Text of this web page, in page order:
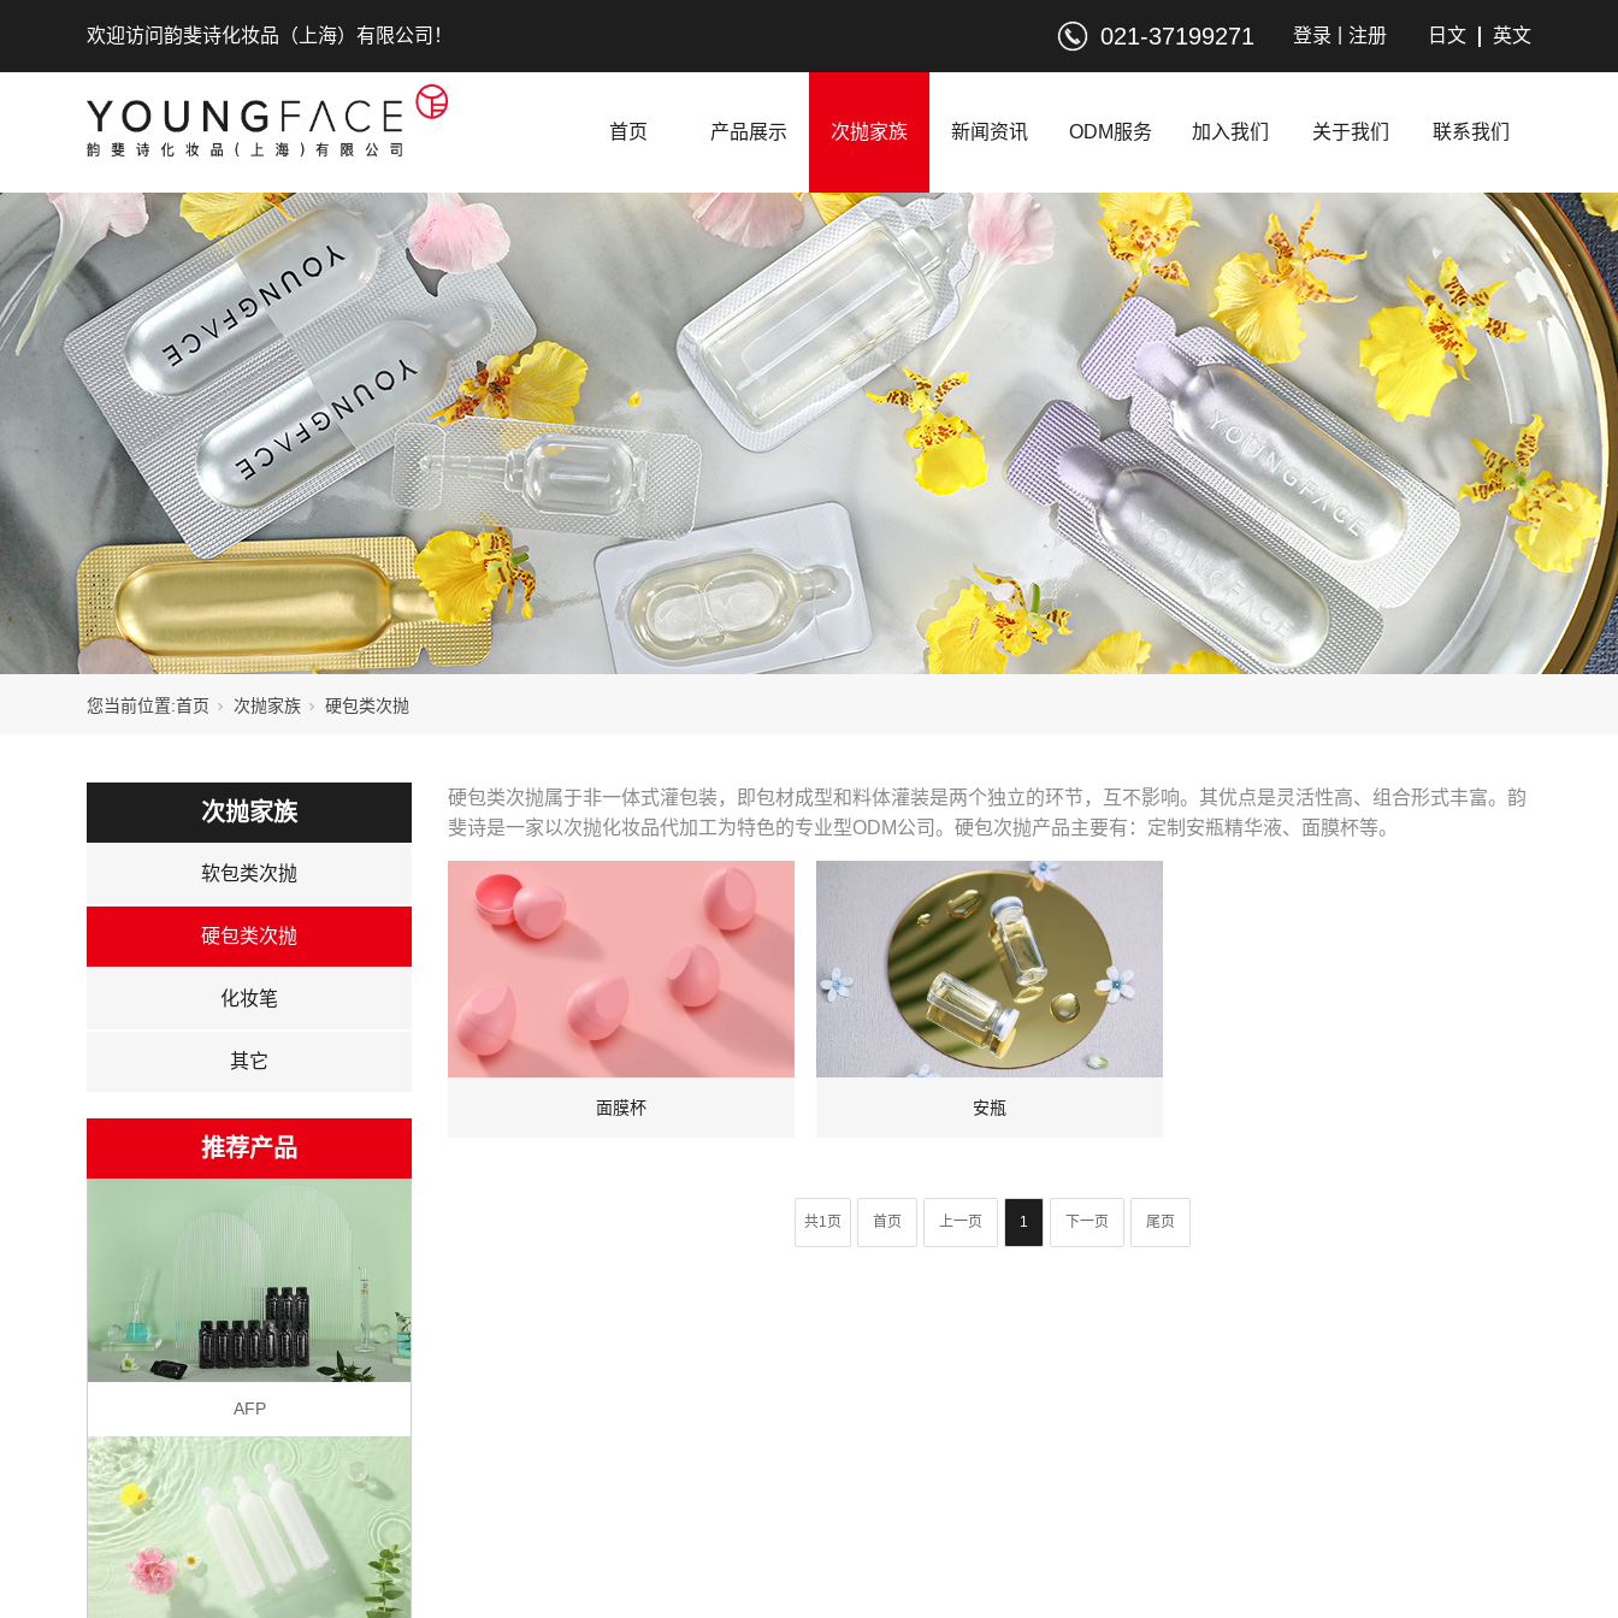
欢迎访问韵斐诗化妆品（上海）有限公司！ 登录 注册
021-37199271 英文
日文
首页 产品展示 次抛家族 新闻资讯 ODM服务 加入我们 关于我们 联系我们
您当前位置:首页 次抛家族 硬包类次抛
次抛家族
软包类次抛
硬包类次抛
化妆笔
其它
推荐产品
AFP
硬包类次抛属于非一体式灌包装，即包材成型和料体灌装是两个独立的环节，互不影响。其优点是灵活性高、组合形式丰富。韵
斐诗是一家以次抛化妆品代加工为特色的专业型ODM公司。硬包次抛产品主要有：定制安瓶精华液、面膜杯等。
面膜杯 安瓶
共1页 首页 上一页 1 下一页 尾页